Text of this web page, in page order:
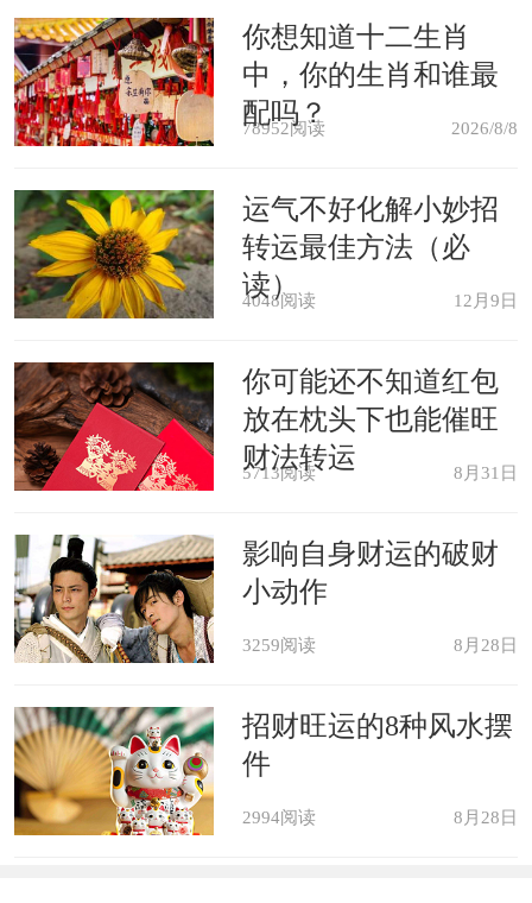
属马的这种疯狂还真就和别人的疯
狂不一样，属马的疯狂是很有激情的
种疯，所以属马的人有迎难而上，越艰
难越是卯上了那种风格。
人生命当中，他们会不顾一切的想着挑
战冲过去，就算前方诸多磨难，属马的
人也是很异常的反而激动起来，真是不
知道属马的到底是怎么了。
不过这种疯狂的方式常常帮助属马
的人取得事业上的一系列成功，也让属
马者的成功多了一分保剑锋从磨砺出，
梅花香自苦寒来的磨难意味。前方的挑
战，向属马着冲过去吧。
你想知道十二生肖
中，你的生肖和谁最
配吗？
78952阅读 2026/8/8
运气不好化解小妙招
转运最佳方法（必
读）
4048阅读 12月9日
你可能还不知道红包
放在枕头下也能催旺
财法转运
5713阅读 8月31日
影响自身财运的破财
小动作
3259阅读 8月28日
招财旺运的8种风水摆
件
2994阅读 8月28日